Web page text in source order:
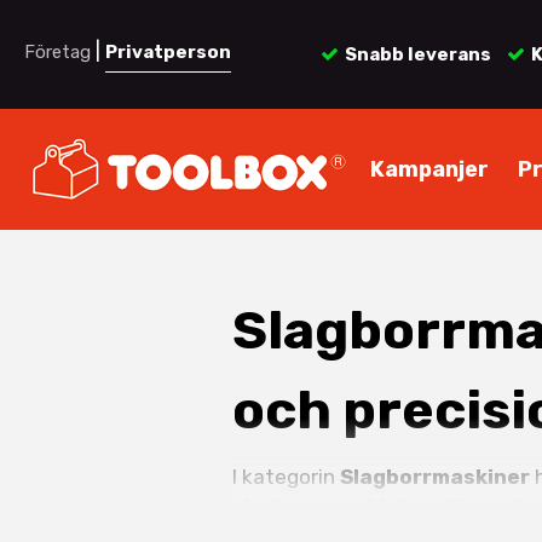
Företag Privatperson Snabb leverans
Kampanjer
och
I kategorin Slagborrmaskiner